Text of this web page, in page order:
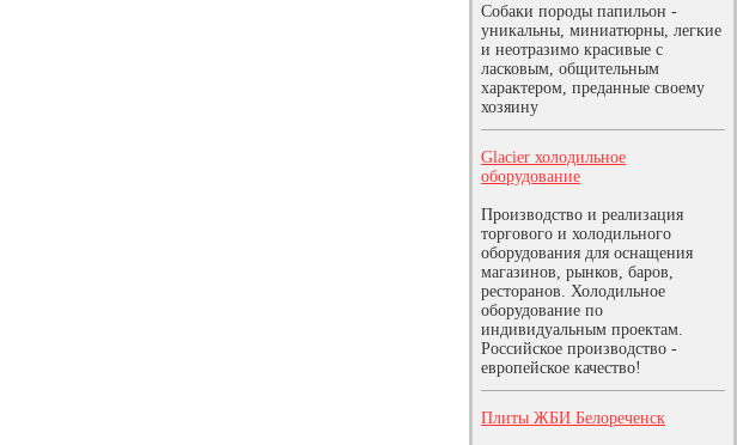
Собаки породы папильон -
уникальны, миниатюрны, легкие
и неотразимо красивые с
ласковым, общительным
характером, преданные своему
хозяину
Glacier холодильное
оборудование
Производство и реализация
торгового и холодильного
оборудования для оснащения
магазинов, рынков, баров,
ресторанов. Холодильное
оборудование по
индивидуальным проектам.
Российское производство -
европейское качество!
Плиты ЖБИ Белореченск